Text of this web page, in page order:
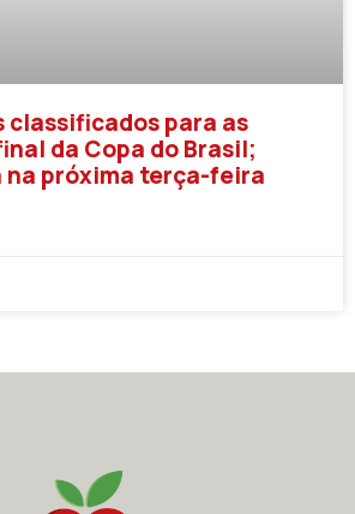
classificados para as
da Copa do Brasil;
na próxima terça-feira